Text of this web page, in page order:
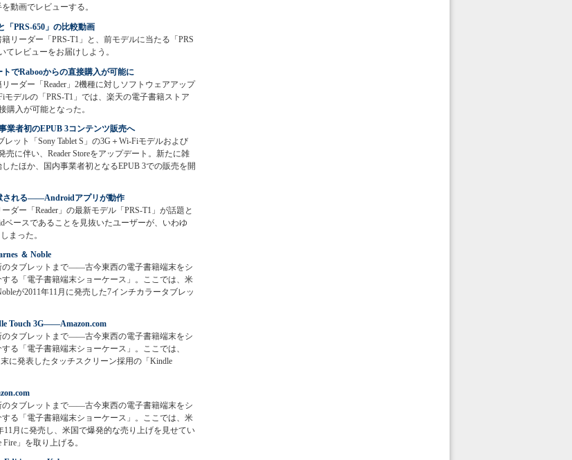
動画でレビューする。
「PRS-650」の比較動画
リーダー「PRS-T1」と、前モデルに当たる「PRS
てレビューをお届けしよう。
トでRabooからの直接購入が可能に
ーダー「Reader」2機種に対しソフトウェアアップ
モデルの「PRS-T1」では、楽天の電子書籍ストア
購入が可能となった。
業者初のEPUB 3コンテンツ販売へ
レット「Sony Tablet S」の3G＋Wi-Fiモデルおよび
発売に伴い、Reader Storeをアップデート。新たに雑
たほか、国内事業者初となるEPUB 3での販売を開
される――Androidアプリが動作
ダー「Reader」の最新モデル「PRS-T1」が話題と
ベースであることを見抜いたユーザーが、いわゆ
まった。
＆ Noble
のタブレットまで――古今東西の電子書籍端末をシ
する「電子書籍端末ショーケース」。ここでは、米
が2011年11月に発売した7インチカラータブレッ
Touch 3G――Amazon.com
のタブレットまで――古今東西の電子書籍端末をシ
る「電子書籍端末ショーケース」。ここでは、
末に発表したタッチスクリーン採用の「Kindle
のタブレットまで――古今東西の電子書籍端末をシ
する「電子書籍端末ショーケース」。ここでは、米
11月に発売し、米国で爆発的な売り上げを見せてい
」を取り上げる。